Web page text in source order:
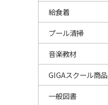
給食着
プール清掃
音楽教材
GIGAスクール商品
一般図書